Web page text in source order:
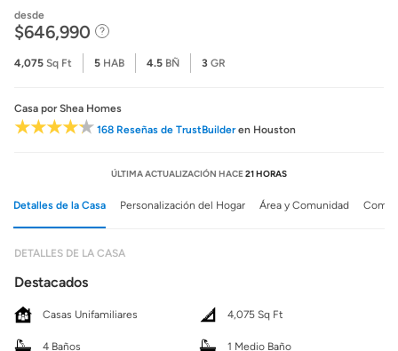
desde
$646,990
4,075 Sq Ft 5 HAB 4.5 BÑ 3 GR
Casa por Shea Homes
168 Reseñas de TrustBuilderen Houston
ÚLTIMA ACTUALIZACIÓN HACE21 HORAS
Detalles de la Casa Personalización del Hogar Área y Comunidad
DETALLES DE LA CASA
Destacados
Casas Unifamiliares 4,075 Sq Ft
4 Baños 1 Medio Baño